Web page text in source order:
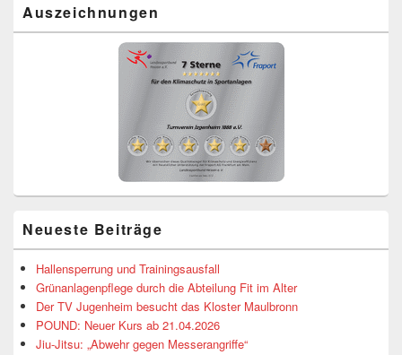
Auszeichnungen
Neueste Beiträge
Hallensperrung und Trainingsausfall
Grünanlagenpflege durch die Abteilung Fit im Alter
Der TV Jugenheim besucht das Kloster Maulbronn
POUND: Neuer Kurs ab 21.04.2026
Jiu-Jitsu: „Abwehr gegen Messerangriffe“